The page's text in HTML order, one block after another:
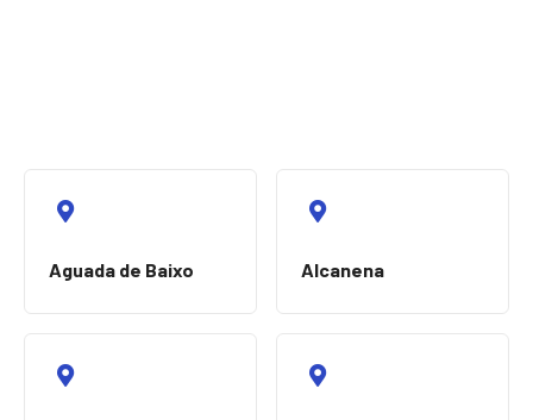
Aguada de Baixo Alcanena